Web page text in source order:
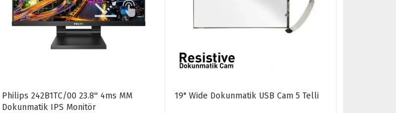
Philips 242B1TC/00 23.8'' 4ms MM
Dokunmatik IPS Monitör
19" Wide Dokunmatik USB Cam 5 Telli